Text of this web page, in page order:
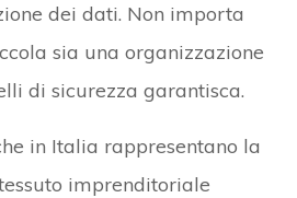
dei dati. Non importa
sia una organizzazione
di sicurezza garantisca.
in Italia rappresentano la
imprenditoriale